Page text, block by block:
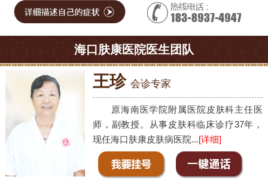
海口肤康医院医生团队
王珍 会诊专家
原海南医学院附属医院皮肤科主任医
师，副教授。从事皮肤科临床诊疗37年，
现任海口肤康皮肤病医院...[详细]